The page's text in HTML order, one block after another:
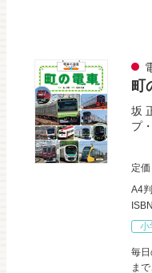
町
坂
プ
定価
A4判
小
毎
ま